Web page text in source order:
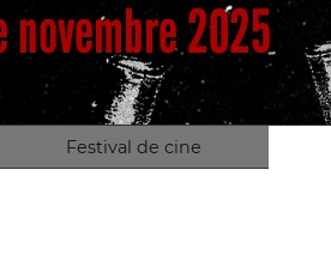
Festival de cine